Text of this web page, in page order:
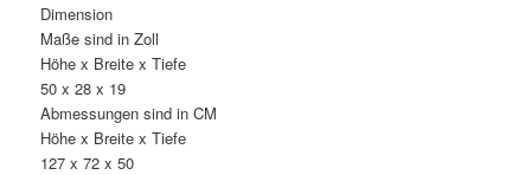
Dimension
Maße sind in Zoll
Höhe x Breite x Tiefe
50 x 28 x 19
Abmessungen sind in CM
Höhe x Breite x Tiefe
127 x 72 x 50